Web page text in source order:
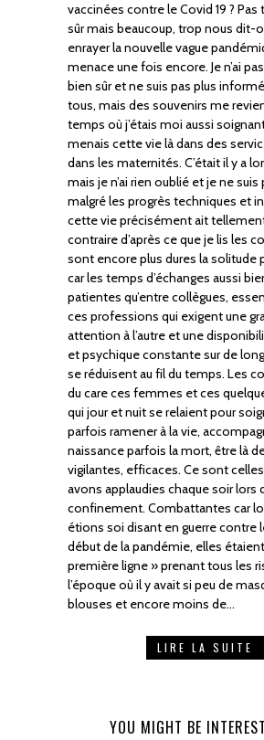
vaccinées contre le Covid 19 ?
sûr mais beaucoup, trop nous dit-
enrayer la nouvelle vague
menace une fois encore. Je n’ai
bien sûr et ne suis pas plus
tous, mais des souvenirs me
temps où j’étais moi aussi
menais cette vie là dans des
dans les maternités. C’était il y a
mais je n’ai rien oublié et je ne suis
malgré les progrès techniques et
cette vie précisément ait
contraire d’après ce que je lis les
sont encore plus dures la solitude
car les temps d’échanges aussi
patientes qu’entre collègues,
ces professions qui exigent une
attention à l’autre et une
et psychique constante sur de
se réduisent au fil du temps. Les
du care ces femmes et ces
qui jour et nuit se relaient pour
parfois ramener à la vie,
naissance parfois la mort, être là
vigilantes, efficaces. Ce sont
avons applaudies chaque soir lors
confinement. Combattantes car
étions soi disant en guerre contre
début de la pandémie, elles
première ligne » prenant tous les
l’époque où il y avait si peu de
blouses et encore moins de…
LIRE LA SUITE
YOU MIGHT BE